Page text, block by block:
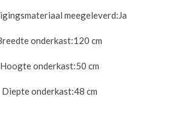
meegeleverd:Ja
onderkast:120 cm
Hoogte onderkast:50 cm
Diepte onderkast:48 cm